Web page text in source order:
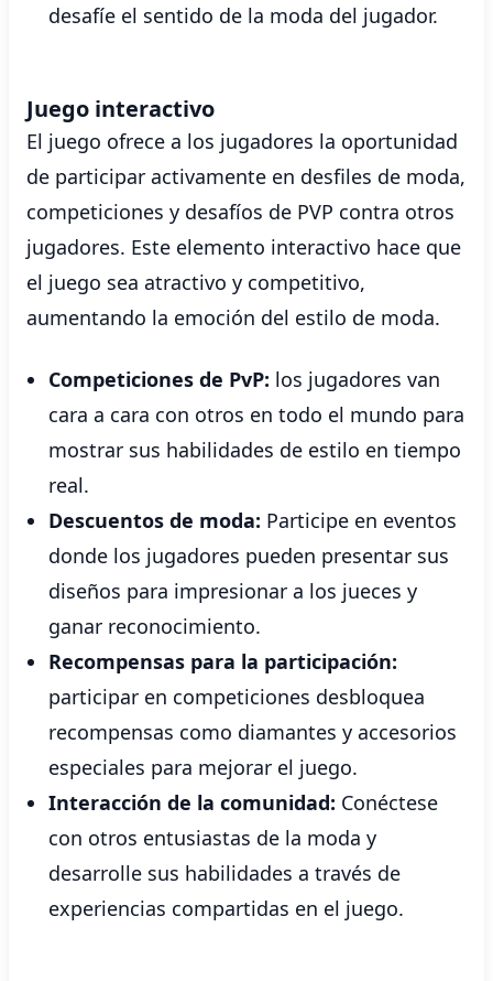
desafíe el sentido de la moda del jugador.
Juego interactivo
El juego ofrece a los jugadores la oportunidad
de participar activamente en desfiles de moda,
competiciones y desafíos de PVP contra otros
jugadores. Este elemento interactivo hace que
el juego sea atractivo y competitivo,
aumentando la emoción del estilo de moda.
Competiciones de PvP: los jugadores van
cara a cara con otros en todo el mundo para
mostrar sus habilidades de estilo en tiempo
real.
Descuentos de moda: Participe en eventos
donde los jugadores pueden presentar sus
diseños para impresionar a los jueces y
ganar reconocimiento.
Recompensas para la participación:
participar en competiciones desbloquea
recompensas como diamantes y accesorios
especiales para mejorar el juego.
Interacción de la comunidad: Conéctese
con otros entusiastas de la moda y
desarrolle sus habilidades a través de
experiencias compartidas en el juego.